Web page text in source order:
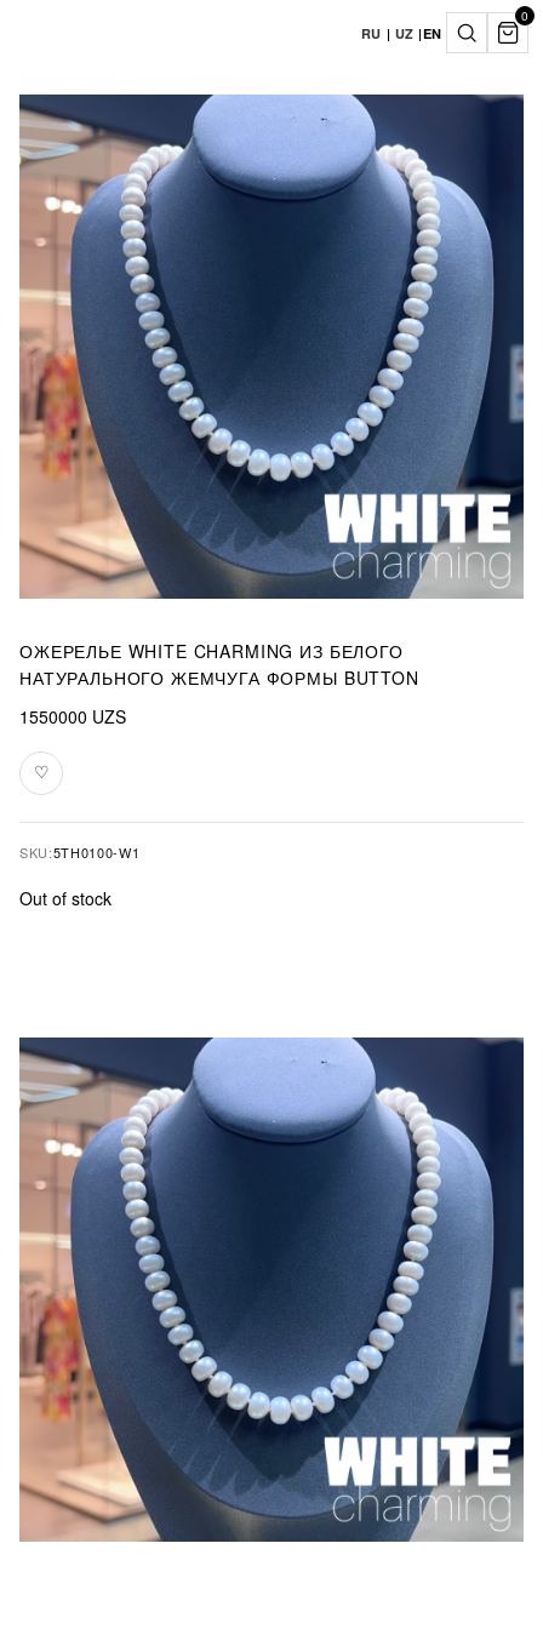
RU | UZ |EN
0
ОЖЕРЕЛЬЕ WHITE CHARMING ИЗ БЕЛОГО
НАТУРАЛЬНОГО ЖЕМЧУГА ФОРМЫ BUTTON
1550000 UZS
♡Add
to
SKU:5TH0100-W1
Out of stock